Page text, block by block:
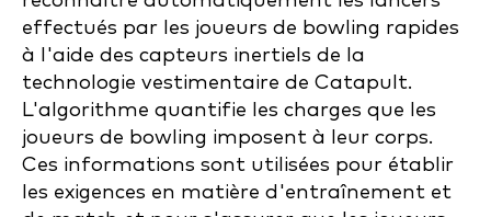
effectués par les joueurs de bowling rapides
à l'aide des capteurs inertiels de la
technologie vestimentaire de Catapult.
L'algorithme quantifie les charges que les
joueurs de bowling imposent à leur corps.
Ces informations sont utilisées pour établir
les exigences en matière d'entraînement et